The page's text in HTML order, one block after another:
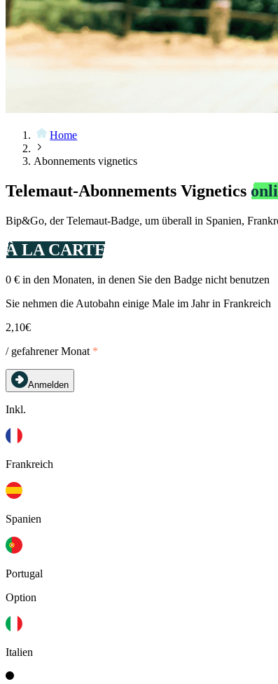
Home
Abonnements vignetics
Telemaut-Abonnements Vignetics
Bip&Go, der Telemaut-Badge, um überall in Spanien,
À LA CARTE
0 € in den Monaten, in denen Sie den Badge nicht benutzen
Sie nehmen die Autobahn einige Male im Jahr in Frankreich
2,10€
/ gefahrener Monat *
Anmelden
Inkl.
Frankreich
Spanien
Portugal
Option
Italien